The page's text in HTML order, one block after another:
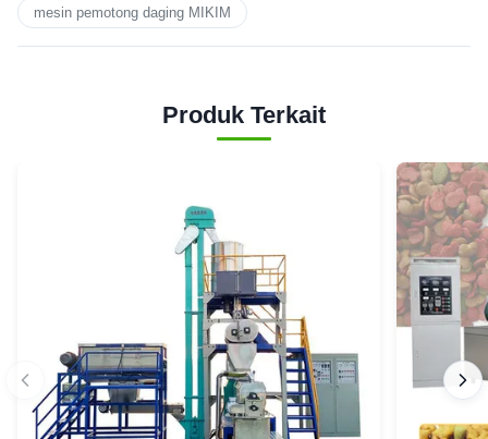
mesin pemotong daging MIKIM
Produk Terkait